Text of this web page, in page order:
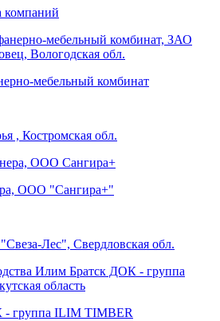
компаний
мебельный комбинат
, Костромская обл.
ООО "Сангира+"
Лес", Свердловская обл.
группа ILIM TIMBER